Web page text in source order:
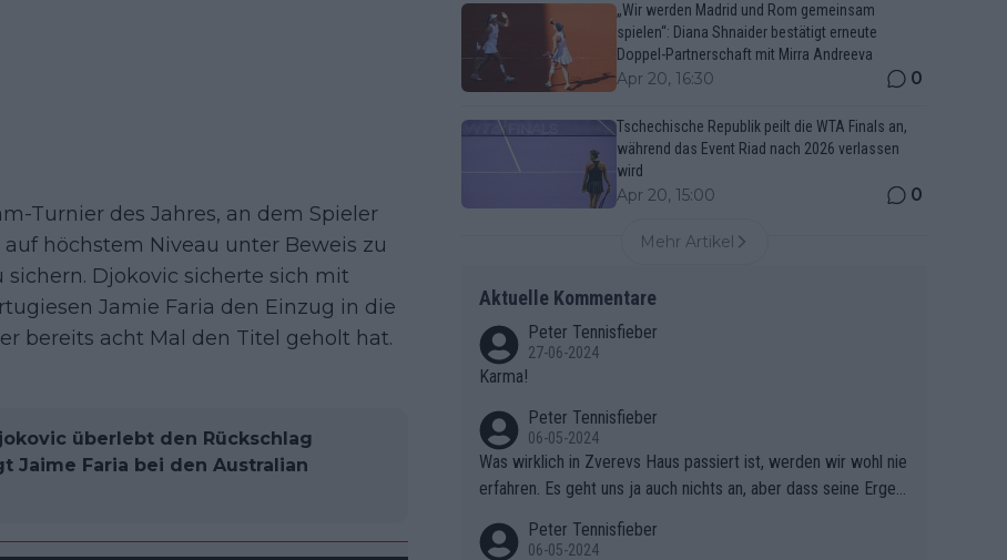
Turnier des Jahres, an dem Spieler
höchstem Niveau unter Beweis zu
Djokovic sicherte sich mit
Jamie Faria den Einzug in die
bereits acht Mal den Titel geholt hat.
überlebt den Rückschlag
Jaime Faria bei den Australian
„Wir werden Madrid und Rom gemeinsam
spielen“: Diana Shnaider bestätigt erneute
Doppel-Partnerschaft mit Mirra Andreeva
Apr 20, 16:30 0
Tschechische Republik peilt die WTA Finals an,
während das Event Riad nach 2026 verlassen
wird
Apr 20, 15:00 0
Mehr Artikel
Aktuelle Kommentare
Peter Tennisfieber
27-06-2024
Karma!
Peter Tennisfieber
06-05-2024
Was wirklich in Zverevs Haus passiert ist, werden wir wohl nie
erfahren. Es geht uns ja auch nichts an, aber dass seine Ergeb
Peter Tennisfieber
06-05-2024